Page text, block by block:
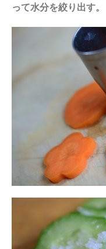
って水分を絞り出す。